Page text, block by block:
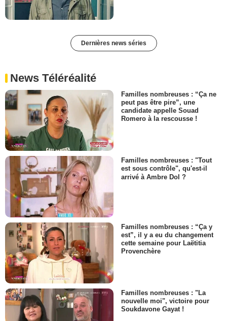
Dernières news séries
News Téléréalité
Familles nombreuses : “Ça ne
peut pas être pire”, une
candidate appelle Souad
Romero à la rescousse !
Familles nombreuses : "Tout
est sous contrôle", qu'est-il
arrivé à Ambre Dol ?
Familles nombreuses : “Ça y
est”, il y a eu du changement
cette semaine pour Laëtitia
Provenchère
Familles nombreuses : "La
nouvelle moi", victoire pour
Soukdavone Gayat !